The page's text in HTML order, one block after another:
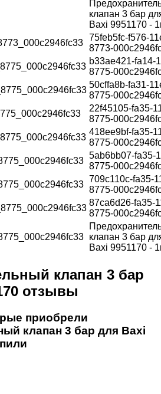
клапан 3 бар
Baxi 9951170 -
75feb5fc-f576-
8773-
b33ae421-fa14-
8775-
50cffa8b-fa31-
8775-
22f45105-fa35-
8775-
418ee9bf-fa35-
8775-
5ab6bb07-fa35-
8775-
709c110c-fa35-
8775-
87ca6d26-fa35-
8775-
клапан 3 бар
Baxi 9951170 -
клапан 3 бар
отзывы
приобрели
клапан 3 бар для Baxi